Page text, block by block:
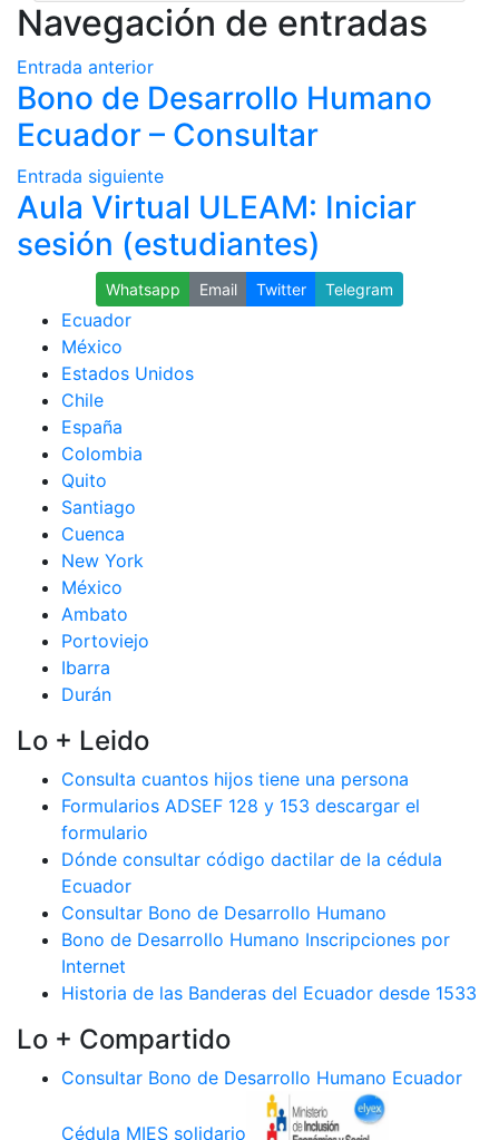
Navegación de entradas
Entrada anterior
Bono de Desarrollo Humano
Ecuador – Consultar
Entrada siguiente
Aula Virtual ULEAM: Iniciar
sesión (estudiantes)
Whatsapp Email Twitter Telegram
Ecuador
México
Estados Unidos
Chile
España
Colombia
Quito
Santiago
Cuenca
New York
México
Ambato
Portoviejo
Ibarra
Durán
Lo + Leido
Consulta cuantos hijos tiene una persona
Formularios ADSEF 128 y 153 descargar el
formulario
Dónde consultar código dactilar de la cédula
Ecuador
Consultar Bono de Desarrollo Humano
Bono de Desarrollo Humano Inscripciones por
Internet
Historia de las Banderas del Ecuador desde 1533
Lo + Compartido
Consultar Bono de Desarrollo Humano Ecuador
Cédula MIES solidario